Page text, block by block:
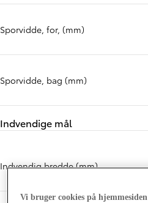
Sporvidde, for, (mm)
Sporvidde, bag (mm)
Indvendige mål
Indvendig bredde (mm)
Vi bruger cookies på hjemmesiden